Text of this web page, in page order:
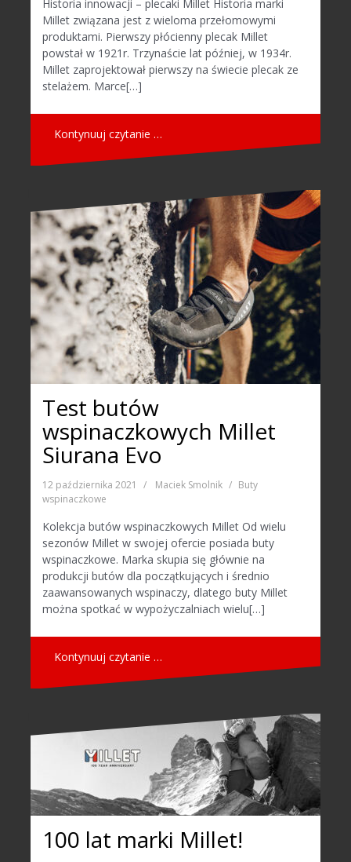
Historia innowacji – plecaki Millet Historia marki
Millet związana jest z wieloma przełomowymi
produktami. Pierwszy płócienny plecak Millet
powstał w 1921r. Trzynaście lat później, w 1934r.
Millet zaprojektował pierwszy na świecie plecak ze
stelażem. Marce[…]
Kontynuuj czytanie …
Test butów
wspinaczkowych Millet
Siurana Evo
12 października 2021 Maciek Smolnik
Buty
wspinaczkowe
Kolekcja butów wspinaczkowych Millet Od wielu
sezonów Millet w swojej ofercie posiada buty
wspinaczkowe. Marka skupia się głównie na
produkcji butów dla początkujących i średnio
zaawansowanych wspinaczy, dlatego buty Millet
można spotkać w wypożyczalniach wielu[…]
Kontynuuj czytanie …
100 lat marki Millet!